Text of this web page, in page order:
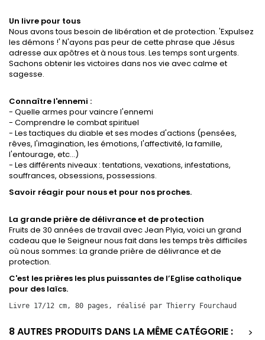
Un livre pour tous
Nous avons tous besoin de libération et de protection. 'Expulsez
les démons !' N'ayons pas peur de cette phrase que Jésus
adresse aux apôtres et à nous tous. Les temps sont urgents.
Sachons obtenir les victoires dans nos vie avec calme et
sagesse.
Connaître l'ennemi :
- Quelle armes pour vaincre l'ennemi
- Comprendre le combat spirituel
- Les tactiques du diable et ses modes d'actions (pensées,
rêves, l'imagination, les émotions, l'affectivité, la famille,
l'entourage, etc...)
- Les différents niveaux : tentations, vexations, infestations,
souffrances, obsessions, possessions.
Savoir réagir pour nous et pour nos proches.
La grande prière de délivrance et de protection
Fruits de 30 années de travail avec Jean Plyia, voici un grand
cadeau que le Seigneur nous fait dans les temps très difficiles
où nous sommes: La grande prière de délivrance et de
protection.
C'est les prières les plus puissantes de l’Eglise catholique
pour des laïcs.
Livre 17/12 cm, 80 pages, réalisé par Thierry Fourchaud
8 AUTRES PRODUITS DANS LA MÊME CATÉGORIE :
>